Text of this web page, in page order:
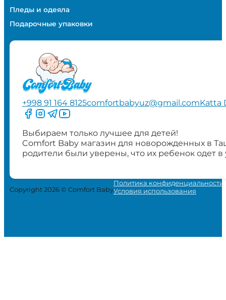
Пледы и одеяла
Подарочные упаковки
+998 91 164 8125comfortbabyuz@gmail.comKatta
Следите за нами на Facebook
Следите за нами в Instagram
Следите за нами в Telegram
Следите за нами в YouTube
Выбираем только лучшее для детей!
Comfort Baby магазин для новорожденных в
родители были уверены, что их ребенок одет
Copyright 2026 © Comfort Baby
Политика конфиденциальности
Условия использования